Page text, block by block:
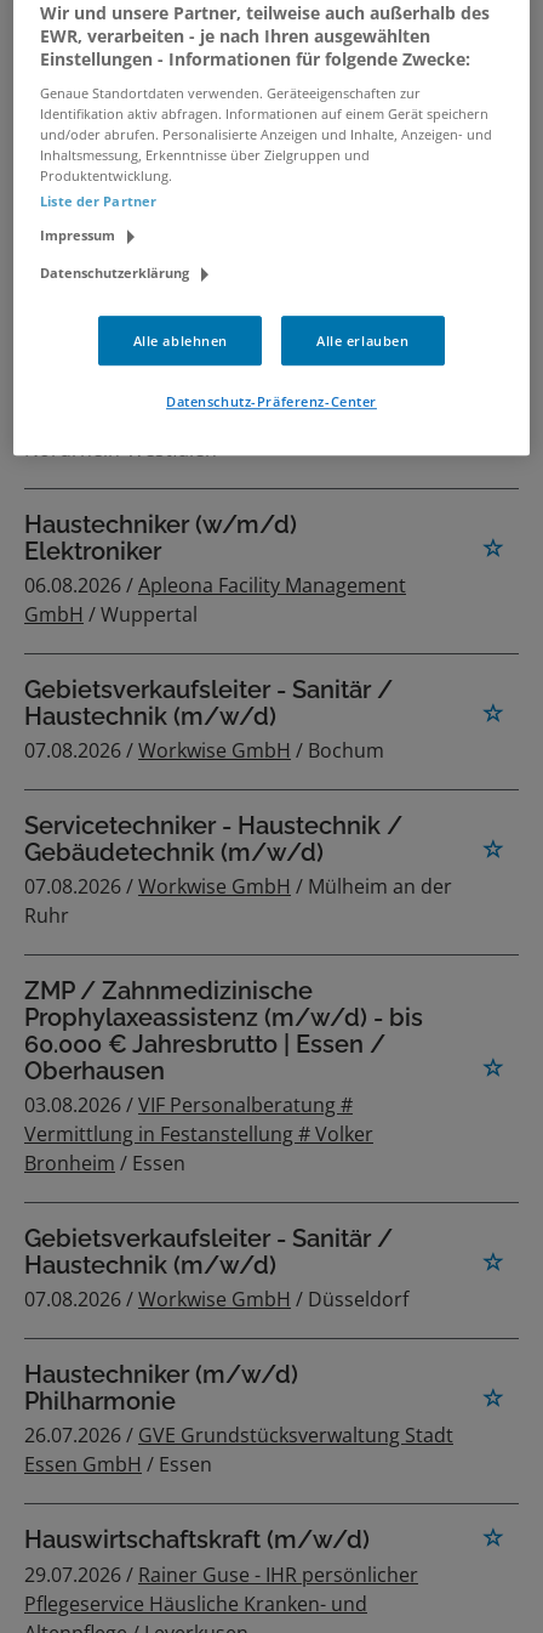
Sachbearbeiter*in
Energiemanagement
01.08.2026 /GMW Gebäudemanagement der
Stadt Wuppertal/ Wuppertal
Gebäudetechnik im Klinikbetrieb
(m/w/d)
16.07.2026 /Sana TGmed GmbH/ Düsseldorf
Nordrhein-Westfalen
Haustechniker (w/m/d)
Elektroniker
06.08.2026 /Apleona Facility Management
GmbH / Wuppertal
Gebietsverkaufsleiter - Sanitär /
Haustechnik (m/w/d)
07.08.2026 /Workwise GmbH / Bochum
Servicetechniker - Haustechnik /
Gebäudetechnik (m/w/d)
07.08.2026 /Workwise GmbH / Mülheim an der
Ruhr
ZMP / Zahnmedizinische
Prophylaxeassistenz (m/w/d) - bis
60.000 € Jahresbrutto | Essen /
Oberhausen
03.08.2026 /VIF Personalberatung #
Vermittlung in Festanstellung # Volker
Bronheim / Essen
Gebietsverkaufsleiter - Sanitär /
Haustechnik (m/w/d)
07.08.2026 /Workwise GmbH / Düsseldorf
Haustechniker (m/w/d)
Philharmonie
26.07.2026 / GVE Grundstücksverwaltung Stadt
Essen GmbH / Essen
Hauswirtschaftskraft (m/w/d)
29.07.2026 / Rainer Guse - IHR persönlicher
Pflegeservice Häusliche Kranken- und
Wir und unsere Partner, teilweise auch außerhalb des
EWR, verarbeiten - je nach Ihren ausgewählten
Einstellungen - Informationen für folgende Zwecke:
Genaue Standortdaten verwenden. Geräteeigenschaften zur
Identifikation aktiv abfragen. Informationen auf einem Gerät speichern
und/oder abrufen. Personalisierte Anzeigen und Inhalte, Anzeigen- und
Inhaltsmessung, Erkenntnisse über Zielgruppen und
Produktentwicklung.
Liste der Partner
Impressum
Datenschutzerklärung
Alle ablehnen Alle erlauben
Datenschutz-Präferenz-Center